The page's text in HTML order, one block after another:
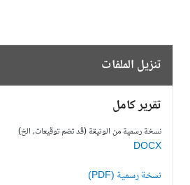
تنزيل الملفات
تقرير كامل
نسخة رسمية من الوثيقة (قد تضم توقيعات، الخ)
DOCX
نسخة رسمية (PDF)